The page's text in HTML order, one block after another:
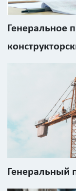
Генеральное
Генеральный